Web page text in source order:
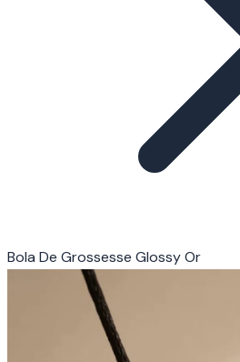
Bola De Grossesse Glossy Or